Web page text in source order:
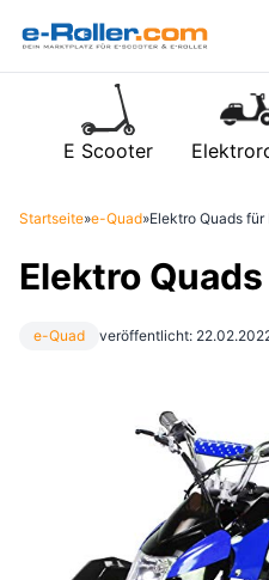
E Scooter
Startseite»e-Quad»Elektro Quads für
Elektro
e-Quad veröffentlicht: